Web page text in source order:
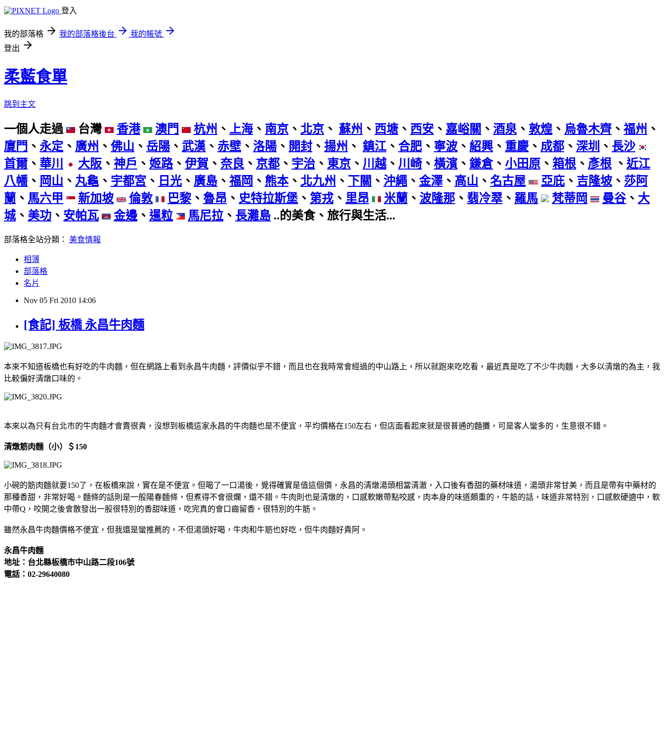
登入
我的部落格 我的部落格後台
我的帳號
登出
柔藍食單
跳到主文
一個人走過 台灣 香港 澳門 杭州 、 上海、 南京 、 北京 、 蘇州 、 西塘 、 西安 、 嘉峪關 、 酒泉 、 敦煌 、 烏魯木齊、 福州 、
廈門 、 永定 、 廣州 、 佛山 、 岳陽 、 武漢 、 赤壁 、 洛陽 、 開封 、 揚州 、 鎮江 、 合肥 、 寧波 、 紹興 、 重慶、 成都 、 深圳 、 長沙
首爾、 華川 大阪 、 神戶 、 姬路、 伊賀 、 奈良 、 京都 、 宇治 、 東京 、 川越 、 川崎 、 橫濱 、 鎌倉、 小田原 、 箱根 、 彥根 、 近江
八幡 、 岡山 、 丸龜 、 宇都宮 、 日光 、 廣島 、 福岡 、 熊本、 北九州 、 下關 、 沖繩 、 金澤 、 高山 、 名古屋 亞庇 、 吉隆坡 、 莎阿
蘭 、 馬六甲 新加坡 倫敦 巴黎、 魯昂 、 史特拉斯堡 、 第戎 、 里昂 米蘭 、 波隆那 、 翡冷翠 、 羅馬 梵蒂岡 曼谷、 大
城、 美功 、 安帕瓦 金邊 、 暹粒 馬尼拉 、 長灘島 ..的美食、旅行與生活...
部落格全站分類： 美食情報
相簿
部落格
名片
Nov 05 Fri 2010 14:06
[食記] 板橋 永昌牛肉麵
本來不知道板橋也有好吃的牛肉麵，但在網路上看到永昌牛肉麵，評價似乎不錯，而且也在我時常會經過的中山路上，所以就跑來吃吃看，最近真是吃了不少牛肉麵，大多以清燉的為主，我
比較偏好清燉口味的。
本來以為只有台北市的牛肉麵才會賣很貴，沒想到板橋這家永昌的牛肉麵也是不便宜，平均價格在150左右，但店面看起來就是很普通的麵攤，可是客人蠻多的，生意很不錯。
清燉筋肉麵（小）＄150
小碗的筋肉麵就要150了，在板橋來說，實在是不便宜。但喝了一口湯後，覺得確實是值這個價，永昌的清燉湯頭相當清澈，入口後有香甜的藥材味道，湯頭非常甘美，而且是帶有中藥材的
那種香甜，非常好喝。麵條的話則是一般陽春麵條，但煮得不會很爛，還不錯。牛肉則也是清燉的，口感軟嫩帶點咬感，肉本身的味道頗重的，牛筋的話，味道非常特別，口感軟硬適中，軟
中帶Q，咬開之後會散發出一股很特別的香甜味道，吃完真的會口齒留香，很特別的牛筋。
雖然永昌牛肉麵價格不便宜，但我還是蠻推薦的，不但湯頭好喝，牛肉和牛筋也好吃，但牛肉麵好貴阿。
永昌牛肉麵
地址：台北縣板橋市中山路二段106號
電話：02-29640080